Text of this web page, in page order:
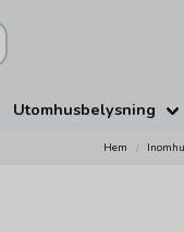
Utomhusbelysning
Hem